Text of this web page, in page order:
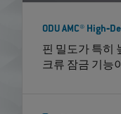
ODU AMC®
핀 밀도가 특히
크류 잠금 기능